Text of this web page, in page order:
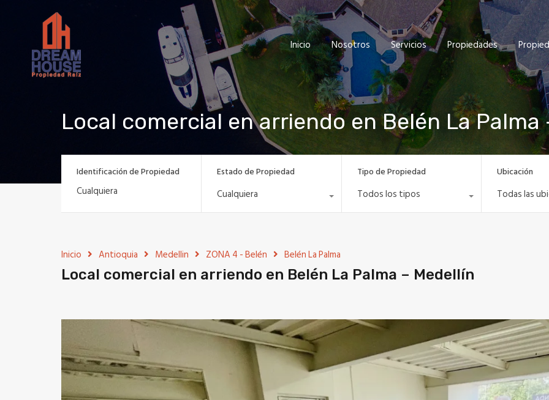
Inicio Nosotros Servicios Propiedades
Local comercial en arriendo en Belén La Palma
Identificación de Propiedad Estado de Propiedad
Cualquiera
Tipo de Propiedad
Todos los tipos
Ubicación
Todas las
Inicio Antioquia Medellin ZONA 4 - Belén Belén La Palma
Local comercial en arriendo en Belén La Palma – Medellín